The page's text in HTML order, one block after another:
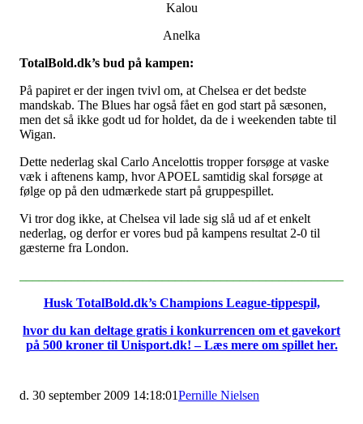
Kalou
Anelka
TotalBold.dk’s bud på kampen:
På papiret er der ingen tvivl om, at Chelsea er det bedste
mandskab. The Blues har også fået en god start på sæsonen,
men det så ikke godt ud for holdet, da de i weekenden tabte til
Wigan.
Dette nederlag skal Carlo Ancelottis tropper forsøge at vaske
væk i aftenens kamp, hvor APOEL samtidig skal forsøge at
følge op på den udmærkede start på gruppespillet.
Vi tror dog ikke, at Chelsea vil lade sig slå ud af et enkelt
nederlag, og derfor er vores bud på kampens resultat 2-0 til
gæsterne fra London.
Husk TotalBold.dk’s Champions League-tippespil,
hvor du kan deltage gratis i konkurrencen om et gavekort
på 500 kroner til Unisport.dk! – Læs mere om spillet her.
d. 30 september 2009 14:18:01Pernille Nielsen